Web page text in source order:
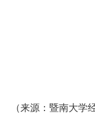
（来源：暨南大学